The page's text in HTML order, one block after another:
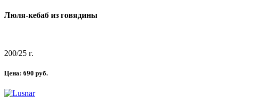
Люля-кебаб из говядины
200/25 г.
Цена: 690 руб.